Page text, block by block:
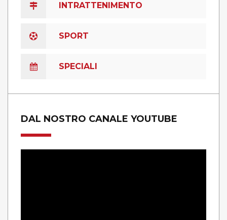
INTRATTENIMENTO
SPORT
SPECIALI
DAL NOSTRO CANALE YOUTUBE